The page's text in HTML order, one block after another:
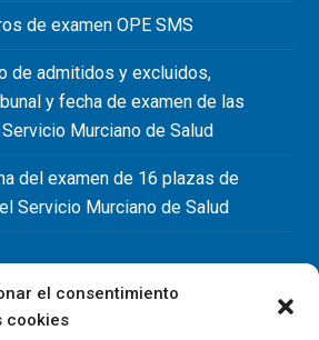
el consentimiento
cookies
de examen OPE SMS
de admitidos y excluidos,
y fecha de examen de las
Murciano de Salud
del examen de 16 plazas de
Servicio Murciano de Salud